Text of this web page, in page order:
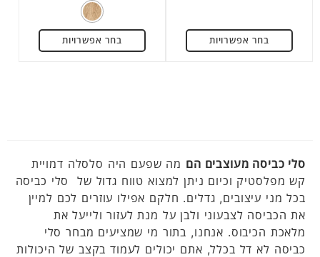
5
בחר אפשרויות
5
בחר אפשרויות
סלי כביסה מעוצבים הם מה שפעם היה סלסלה דמויית
קש מפלסטיק וכיום ניתן למצוא טווח גדול של סלי כביסה
בכל מני עיצובים, גדלים. חלקם אפילו עוזרים לכם למיין
את הכביסה לצבעוני ולבן על מנת לעזור ולייעל את
מלאכת הכיבוס. אנחנו, בתור מי שמציעים מבחר סלי
כביסה לא דל בכלל, אתם יכולים לעמוד בקצב של היכולות